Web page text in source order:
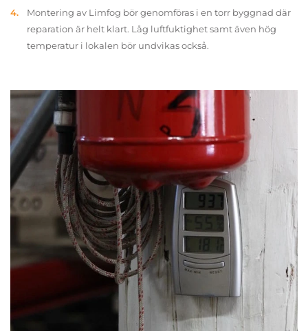
Montering av Limfog bör genomföras i en torr byggnad där
reparation är helt klart. Låg luftfuktighet samt även hög
temperatur i lokalen bör undvikas också.